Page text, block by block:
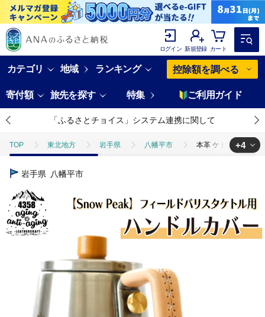
ログイン 新規登録 カート
カテゴリ 地域 ランキング 控除額を調べる
寄付額 旅先を探す 特集 ご利用ガイド
「ふるさとチョイス」システム連携に関して
TOP 東北地方 岩手県 八幡平市 本革 ケトル用ハン
TOP
TOP
TOP 日用品・雑貨 ほかの雑貨・日用品 本革 ケトル用ハ
TOP アウトドア・カー用品 本革 ケトル用ハンド
+4
岩手県 八幡平市